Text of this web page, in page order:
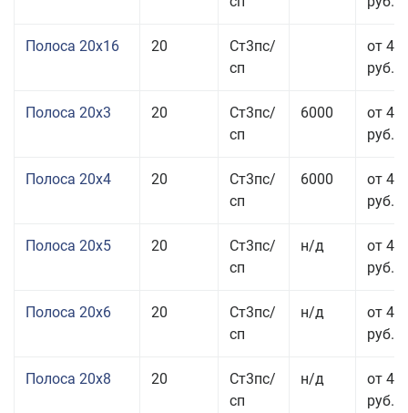
Полоса 20x16 20
Ст3пс/
сп
от 45
руб.
Полоса 20x3 20
Ст3пс/
сп
6000
от 45
руб.
Полоса 20x4 20
Ст3пс/
сп
6000
от 44
руб.
Полоса 20x5 20
Ст3пс/
сп
н/д
от 42
руб.
Полоса 20x6 20
Ст3пс/
сп
н/д
от 46
руб.
Полоса 20x8 20
Ст3пс/
сп
н/д
от 45
руб.